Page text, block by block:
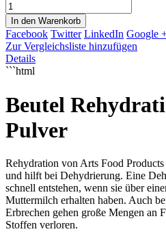
In den Warenkorb
Facebook Twitter LinkedIn Google
Zur Vergleichsliste hinzufügen
Details
```html
Beutel
Pulver
Rehydration von Arts Food
und hilft bei Dehydrierung. Eine
schnell entstehen, wenn sie über
Muttermilch erhalten haben. Auch
Erbrechen gehen große Mengen an
Stoffen verloren.